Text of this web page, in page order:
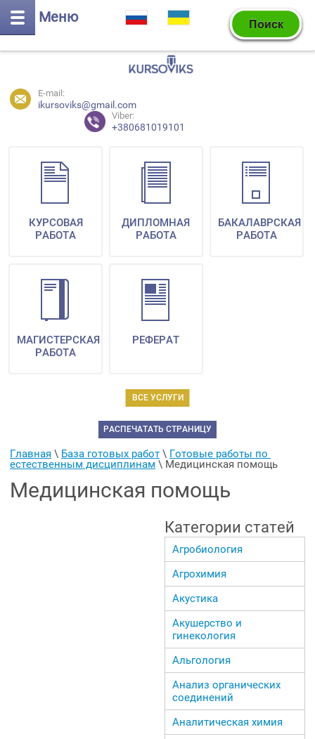
Меню
E-mail:
ikursoviks@gmail.com
Viber:
+380681019101
ВСЕ УСЛУГИ
КУРСОВАЯ
РАБОТА
ДИПЛОМНАЯ
РАБОТА
БАКАЛАВРСКАЯ
РАБОТА
МАГИСТЕРСКАЯ
РАБОТА
РЕФЕРАТ
РАСПЕЧАТАТЬ СТРАНИЦУ
Главная \ База готовых работ \ Готовые работы по
естественным дисциплинам \ Медицинская помощь
Медицинская помощь
Категории статей
Агробиология
Агрохимия
Акустика
Акушерство и
гинекология
Альгология
Анализ органических
соединений
Аналитическая химия